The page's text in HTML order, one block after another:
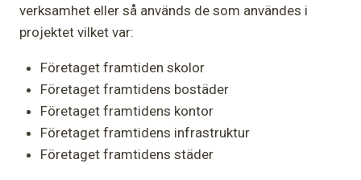
verksamhet eller så används de som användes i
projektet vilket var:
Företaget framtiden skolor
Företaget framtidens bostäder
Företaget framtidens kontor
Företaget framtidens infrastruktur
Företaget framtidens städer